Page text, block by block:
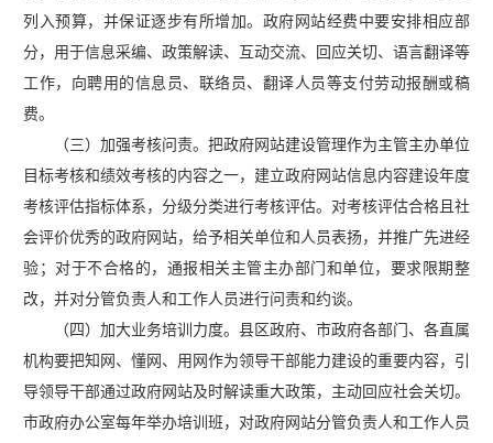
列入预算，并保证逐步有所增加。政府网站经费中要安排相应部
分，用于信息采编、政策解读、互动交流、回应关切、语言翻译等
工作，向聘用的信息员、联络员、翻译人员等支付劳动报酬或稿
费。
（三）加强考核问责。把政府网站建设管理作为主管主办单位
目标考核和绩效考核的内容之一，建立政府网站信息内容建设年度
考核评估指标体系，分级分类进行考核评估。对考核评估合格且社
会评价优秀的政府网站，给予相关单位和人员表扬，并推广先进经
验；对于不合格的，通报相关主管主办部门和单位，要求限期整
改，并对分管负责人和工作人员进行问责和约谈。
（四）加大业务培训力度。县区政府、市政府各部门、各直属
机构要把知网、懂网、用网作为领导干部能力建设的重要内容，引
导领导干部通过政府网站及时解读重大政策，主动回应社会关切。
市政府办公室每年举办培训班，对政府网站分管负责人和工作人员